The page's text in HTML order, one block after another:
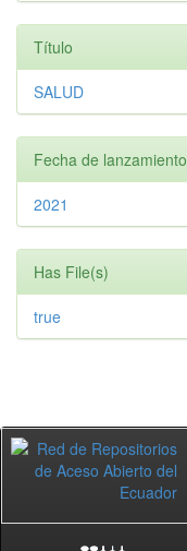
Título
SALUD
Fecha de lanzamiento
2021
Has File(s)
true